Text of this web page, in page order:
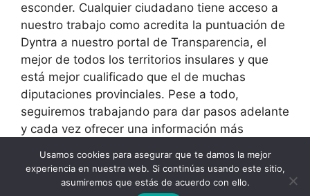
esconder. Cualquier ciudadano tiene acceso a
nuestro trabajo como acredita la puntuación de
Dyntra a nuestro portal de Transparencia, el
mejor de todos los territorios insulares y que
está mejor cualificado que el de muchas
diputaciones provinciales. Pese a todo,
seguiremos trabajando para dar pasos adelante
y cada vez ofrecer una información más
ciudadanos. Se lo debemos.[/vc_column_text]
[/vc_column][/vc_row]
Usamos cookies para asegurar que te damos la mejor
experiencia en nuestra web. Si continúas usando este sitio,
asumiremos que estás de acuerdo con ello.